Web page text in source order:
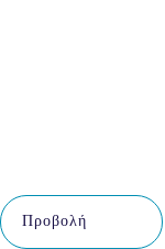
Προβολή